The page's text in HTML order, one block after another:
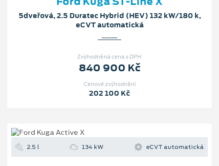
5dveřová, 2.5 Duratec Hybrid (HEV) 132 kW/180 k,
eCVT automatická
Zvýhodněná cena s DPH
840 900 Kč
Cenové zvýhodnění
202 100 Kč
2.5 l 134 kW eCVT automatická